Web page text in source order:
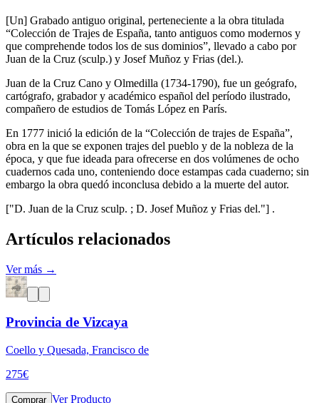
[Un] Grabado antiguo original, perteneciente a la obra titulada
“Colección de Trajes de España, tanto antiguos como modernos y
que comprehende todos los de sus dominios”, llevado a cabo por
Juan de la Cruz (sculp.) y Josef Muñoz y Frias (del.).
Juan de la Cruz Cano y Olmedilla (1734-1790), fue un geógrafo,
cartógrafo, grabador y académico español del período ilustrado,
compañero de estudios de Tomás López en París.
En 1777 inició la edición de la “Colección de trajes de España”,
obra en la que se exponen trajes del pueblo y de la nobleza de la
época, y que fue ideada para ofrecerse en dos volúmenes de ocho
cuadernos cada uno, conteniendo doce estampas cada cuaderno; sin
embargo la obra quedó inconclusa debido a la muerte del autor.
["D. Juan de la Cruz sculp. ; D. Josef Muñoz y Frias del."] .
Artículos relacionados
Ver más →
Provincia de Vizcaya
Coello y Quesada, Francisco de
275€
Comprar Ver Producto